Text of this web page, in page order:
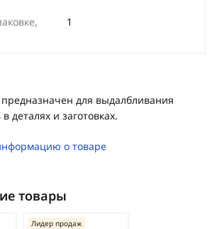
1
для выдалбливания
деталях и заготовках.
о товаре
товары
Лидер продаж